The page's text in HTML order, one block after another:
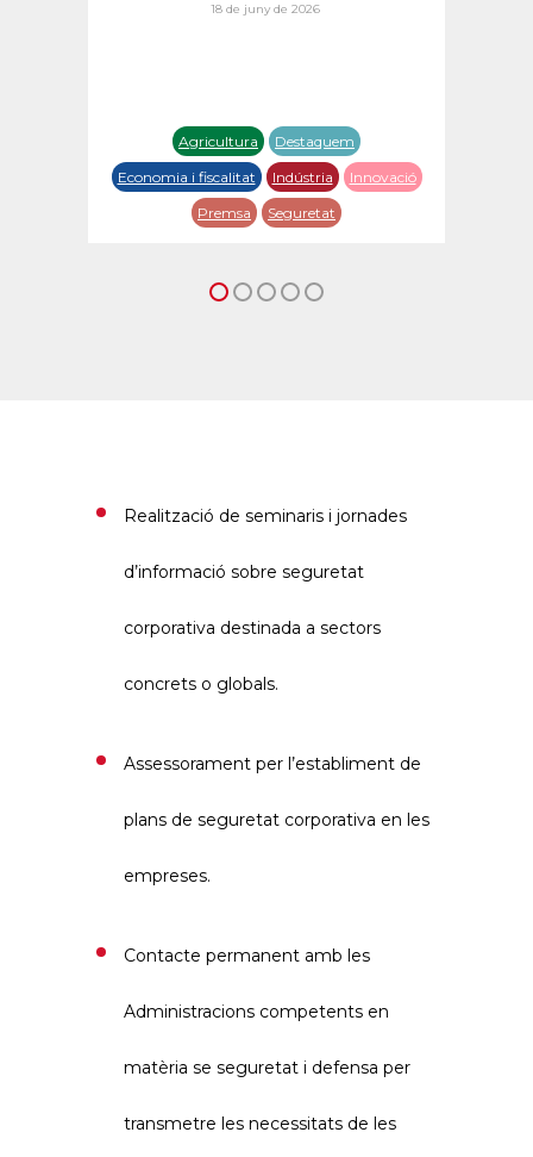
18 de juny de 2026
Agricultura
Destaquem
Economia i fiscalitat
Indústria
Innovació
Premsa
Seguretat
Realització de seminaris i jornades
d’informació sobre seguretat
corporativa destinada a sectors
concrets o globals.
Assessorament per l’establiment de
plans de seguretat corporativa en les
empreses.
Contacte permanent amb les
Administracions competents en
matèria se seguretat i defensa per
transmetre les necessitats de les